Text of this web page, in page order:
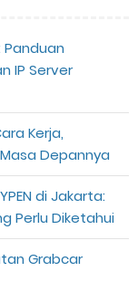
Panduan
IP Server
Kerja,
Depannya
di Jakarta:
Perlu Diketahui
Grabcar